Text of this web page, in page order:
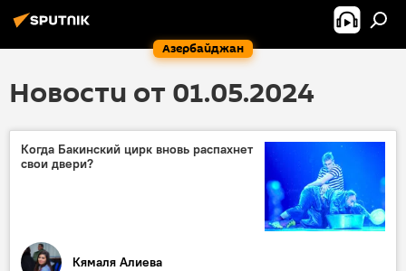
Азербайджан
Новости от 01.05.2024
Когда Бакинский цирк вновь распахнет
свои двери?
Кямаля Алиева